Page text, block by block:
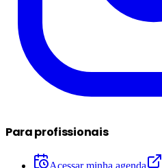
Para profissionais
Acessar minha agenda